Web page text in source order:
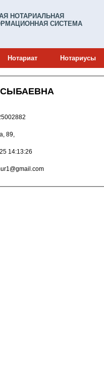
НОТАРИАЛЬНАЯ
СИСТЕМА
Нотариат Нотариусы
государственной лицензии: 25002882
89,
16.05.2025 14:13:26